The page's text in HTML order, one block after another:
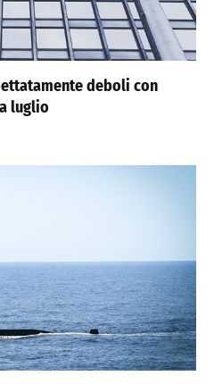
deboli con
luglio